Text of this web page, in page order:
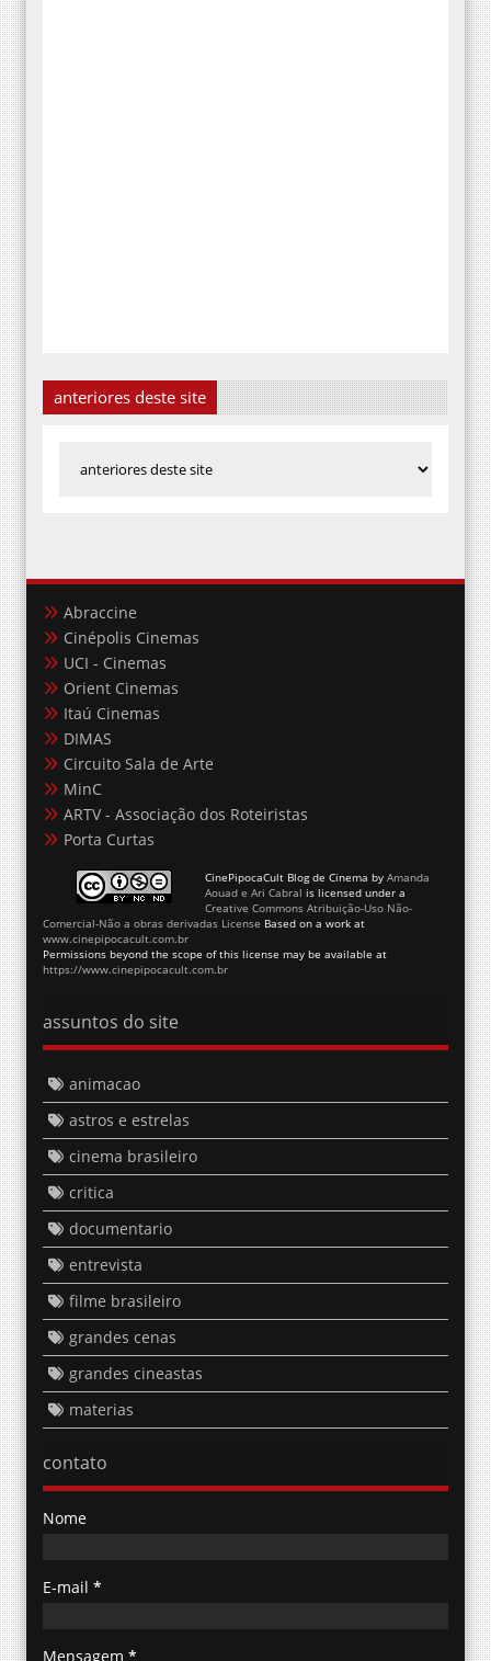
anteriores deste site
Abraccine
Cinépolis Cinemas
UCI - Cinemas
Orient Cinemas
Itaú Cinemas
DIMAS
Circuito Sala de Arte
MinC
ARTV - Associação dos Roteiristas
Porta Curtas
CinePipocaCult Blog de Cinema by Amanda
Aouad e Ari Cabral is licensed under a
Creative Commons Atribuição-Uso Não-
Comercial-Não a obras derivadas License Based on a work at
www.cinepipocacult.com.br
Permissions beyond the scope of this license may be available at
https://www.cinepipocacult.com.br
assuntos do site
animacao
astros e estrelas
cinema brasileiro
critica
documentario
entrevista
filme brasileiro
grandes cenas
grandes cineastas
materias
contato
Nome
E-mail *
Mensagem *